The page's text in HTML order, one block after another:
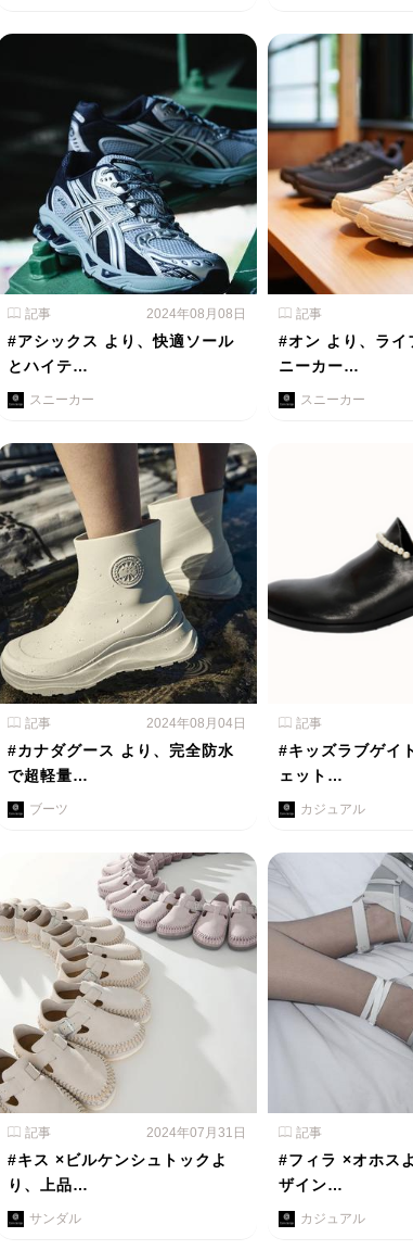
記事 2024年08月08日
#アシックス より、快適ソール
とハイテ…
スニーカー
記事
#オン より、ライ
ニーカー…
スニーカー
記事 2024年08月04日
#カナダグース より、完全防水
で超軽量…
ブーツ
記事
#キッズラブゲイ
ェット…
カジュアル
記事 2024年07月31日
#キス ×ビルケンシュトックよ
り、上品…
サンダル
記事
#フィラ ×オホス
ザイン…
カジュアル